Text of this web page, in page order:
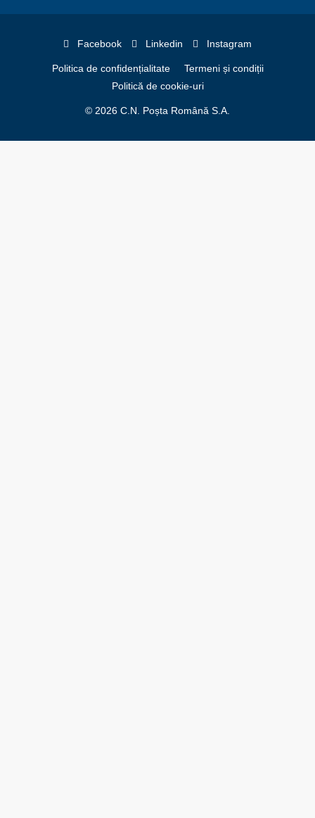
Facebook Linkedin Instagram
Politica de confidențialitate
Termeni și condiții
Politică de cookie-uri
© 2026 C.N. Poșta Română S.A.